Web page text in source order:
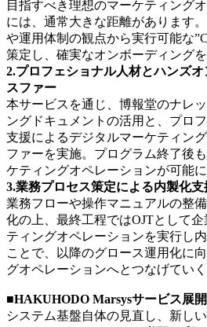
目指すべき理想のマーケティング
には、通常大きな距離があります
や運用体制の観点から実行可能な
策定し、確実なオンボーディングを
2.プロフェショナル人材とハンズ
スファー
本サービスを通じ、博報堂のナレ
ングドキュメントの活用と、プロ
支援によるデジタルマーケティン
ファーを実施。プログラム終了後
ケティングオペレーションが可能
3.業務プロセス策定による内製化支
業務フローや操作マニュアルの整
化の上、最終工程ではOJTとして
ティングオペレーションを実行し
ことで、以降のグロース運用化に
グオペレーションへとつなげてい
■HAKUHODO Marsysサービス展
システム基盤自体の見直し、新し